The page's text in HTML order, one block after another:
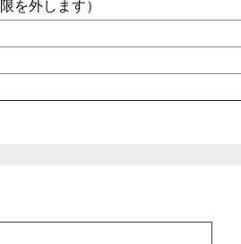
を外します）